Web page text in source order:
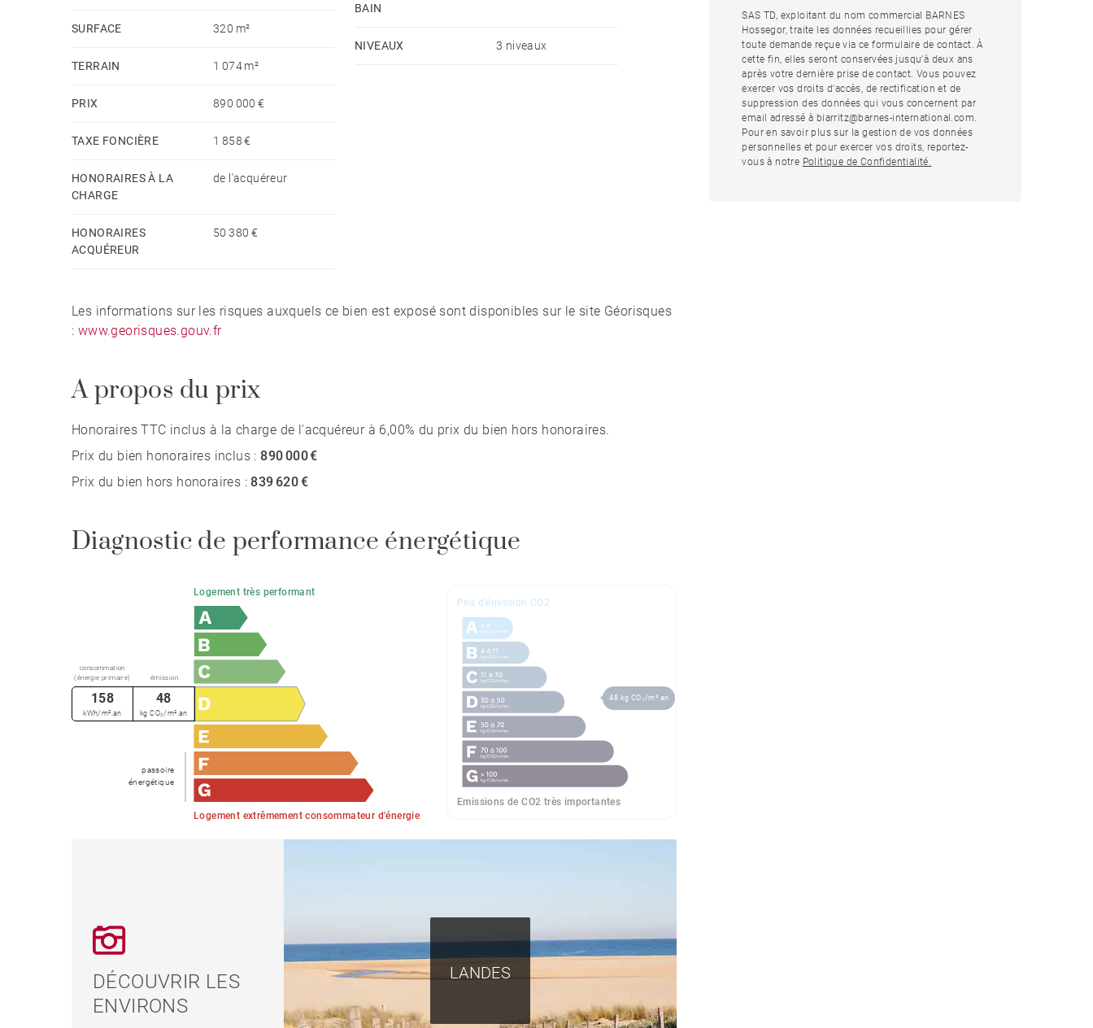
SURFACE 320 m²
TERRAIN 1 074 m²
PRIX 890 000 €
TAXE FONCIÈRE 1 858 €
HONORAIRES À LA
CHARGE
de l'acquéreur
HONORAIRES
ACQUÉREUR
50 380 €
BAIN
NIVEAUX 3 niveaux
Les informations sur les risques auxquels ce bien est exposé sont disponibles sur le site Géorisques
: www.georisques.gouv.fr
A propos du prix
Honoraires TTC inclus à la charge de l'acquéreur à 6,00% du prix du bien hors honoraires.
Prix du bien honoraires inclus :890 000 €
Prix du bien hors honoraires :839 620 €
Diagnostic de performance énergétique
Logement très performant
Logement extrêmement consommateur d'énergie
passoire
énergétique
consommation
(énergie primaire)
émission
158
kWh/m².an
48
kg CO₂/m².an
Peu d'émission CO2
Emissions de CO2 très importantes
48 kg CO₂/m².an
DÉCOUVRIR LES
ENVIRONS
LANDES
SAS TD, exploitant du nom commercial BARNES
Hossegor, traite les données recueillies pour gérer
toute demande reçue via ce formulaire de contact. À
cette fin, elles seront conservées jusqu’à deux ans
après votre dernière prise de contact. Vous pouvez
exercer vos droits d'accès, de rectification et de
suppression des données qui vous concernent par
email adressé à biarritz@barnes-international.com.
Pour en savoir plus sur la gestion de vos données
personnelles et pour exercer vos droits, reportez-
vous à notre Politique de Confidentialité.